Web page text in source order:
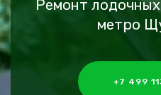
Ремонт
метро
+7 499